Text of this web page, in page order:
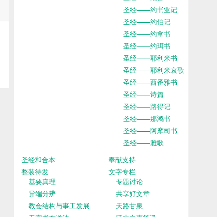
圣经——约书亚记
圣经——约伯记
圣经——约拿书
圣经——约珥书
圣经——耶利米书
圣经——耶利米哀歌
圣经——西番雅书
圣经——诗篇
圣经——路得记
圣经——那鸿书
圣经——阿摩司书
圣经——雅歌
圣经和合本
奉献支持
整装待发
基要真理
异端分辨
教会结构与事工发展
文字专栏
专题讨论
共享好文章
天路甘泉